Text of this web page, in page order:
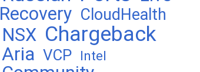
Recovery CloudHealth
NSX Chargeback
Aria VCP Intel